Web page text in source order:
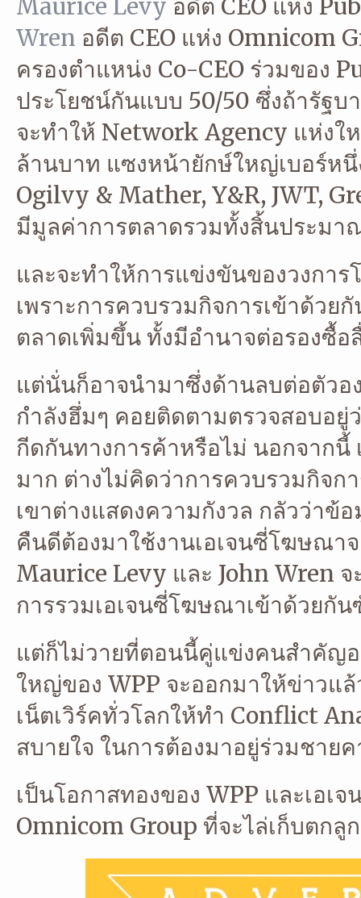
Maurice Levy อดีต CEO แห่ง
Wren อดีต CEO แห่ง Omnicom
ครองตำแหน่ง Co-CEO ร่วมของ
ประโยชน์กันแบบ 50/50 ซึ่งถ้ารัฐบ
จะทำให้ Network Agency แห่ง
ล้านบาท แซงหน้ายักษ์ใหญ่เบอร์ห
Ogilvy & Mather, Y&R, JWT,
มีมูลค่าการตลาดรวมทั้งสิ้นประม
และจะทำให้การแข่งขันของวงกา
เพราะการควบรวมกิจการเข้าด้ว
ตลาดเพิ่มขึ้น ทั้งมีอำนาจต่อรองซื้อ
แต่นั่นก็อาจนำมาซึ่งด้านลบต่อตัวอ
กำลังฮึ่มๆ คอยติดตามตรวจสอบอยู่
กีดกันทางการค้าหรือไม่ นอกจาก
มาก ต่างไม่คิดว่าการควบรวมกิจ
เขาต่างแสดงความกังวล กลัวว่าข้
คืนดีต้องมาใช้งานเอเจนซี่โฆษณา
Maurice Levy และ John Wren
การรวมเอเจนซี่โฆษณาเข้าด้วยกั
แต่ก็ไม่วายที่ตอนนี้คู่แข่งคนสำคัญ
ใหญ่ของ WPP จะออกมาให้ข่าวแ
เน็ตเวิร์คทั่วโลกให้ทำ Conflict
สบายใจ ในการต้องมาอยู่ร่วมชาย
เป็นโอกาสทองของ WPP และเอ
Omnicom Group ที่จะไล่เก็บตก